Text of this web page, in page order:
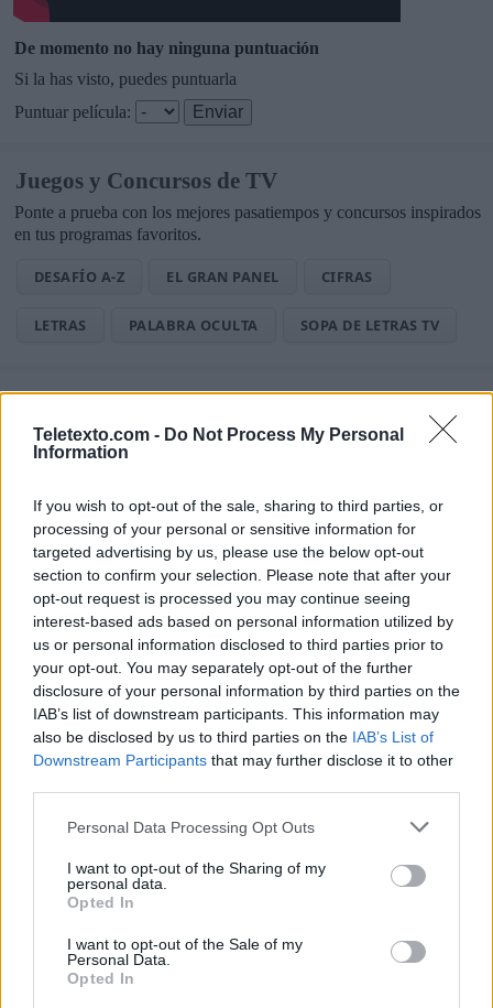
Teletexto.com - Do Not Process My Personal
Information
If you wish to opt-out of the sale, sharing to third parties, or
processing of your personal or sensitive information for
targeted advertising by us, please use the below opt-out
section to confirm your selection. Please note that after your
opt-out request is processed you may continue seeing
interest-based ads based on personal information utilized by
us or personal information disclosed to third parties prior to
your opt-out. You may separately opt-out of the further
disclosure of your personal information by third parties on the
IAB’s list of downstream participants. This information may
also be disclosed by us to third parties on the IAB’s List of
Downstream Participants that may further disclose it to other
Personal Data Processing Opt Outs
I want to opt-out of the Sharing of my
personal data.
Opted In
I want to opt-out of the Sale of my
Personal Data.
Opted In
De momento no hay ninguna puntuación
Si la has visto, puedes puntuarla
Puntuar película:
Juegos y Concursos de TV
Ponte a prueba con los mejores pasatiempos y concursos inspirados
en tus programas favoritos.
DESAFÍO A-Z EL GRAN PANEL CIFRAS
LETRAS PALABRA OCULTA SOPA DE LETRAS TV
Noticias de Televisión
Toda la actualidad de la televisión y el streaming en España.
GENTE TV CONCURSOS REALITIES
Ver perfil
@teletextopuntocom Ver perfil
🏆🎬🎾MEJORES Series de DEPORTES
El deporte no ocurre solo en el campo! ⚽🏈🏀
Descubre las series y docuseries más adictivas del